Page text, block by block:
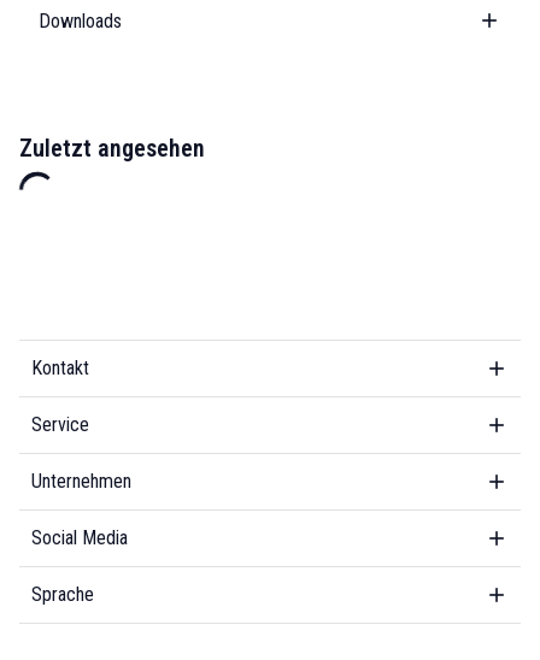
Downloads
Zuletzt angesehen
Kontakt
Service
Unternehmen
Social Media
Sprache